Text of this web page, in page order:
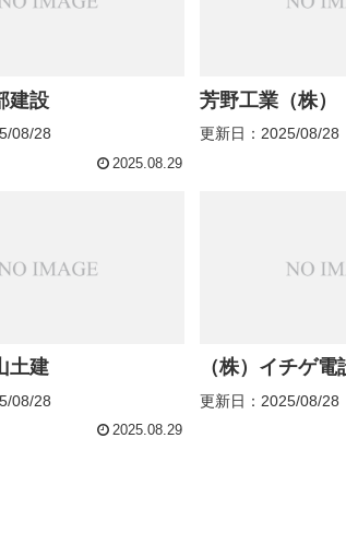
建設
08/28
2025.08.29
芳野工業（株）
更新日：2025/08/28
土建
08/28
2025.08.29
（株）イチゲ電
更新日：2025/08/28